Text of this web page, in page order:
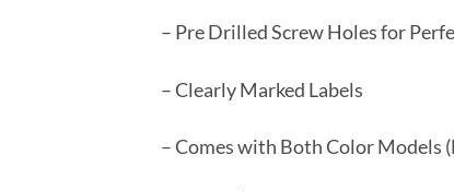
– Pre Drilled Screw Holes for
– Clearly Marked Labels
– Comes with Both Color Models